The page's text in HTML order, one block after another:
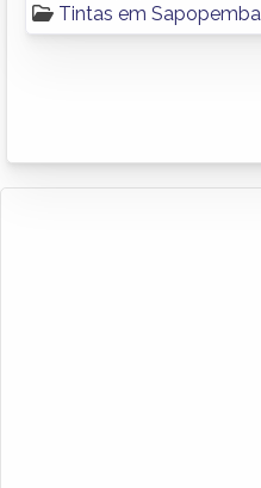
Tintas em Sapopemba